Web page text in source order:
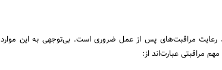
رعایت مراقبت‌های پس از عمل ضروری است. بی‌توجهی به این موارد
مراقبتی عبارت‌اند از: